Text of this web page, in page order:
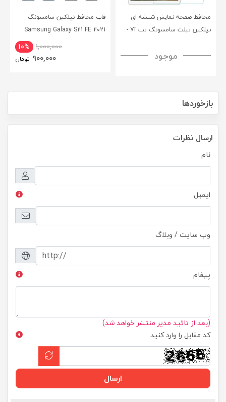
محافظ صفحه نمایش شیشه ای
نیلکین تبلت سامسونگ تب آ7 -
H+ Anti-explosion Tempered
موجود
قاب محافظ نیلکین سامسونگ
Samsung Galaxy S21 FE 2021
10% 1,000,000
900,000 تومان
بازخوردها
ارسال نظرات
نام
ایمیل
وب سایت / وبلاگ
پیغام
(بعد از تائید مدیر منتشر خواهد شد)
کد مقابل را وارد کنید
ارسال